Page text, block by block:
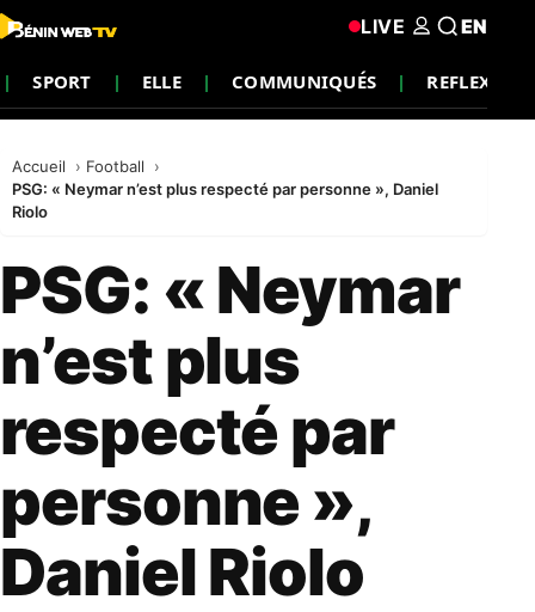
SPORT ELLE COMMUNIQUÉS REFLEXION
LIVE EN
Accueil
Football
PSG: « Neymar n’est plus respecté par personne », Daniel
Riolo
PSG: « Neymar
n’est plus
respecté par
personne »,
Daniel Riolo